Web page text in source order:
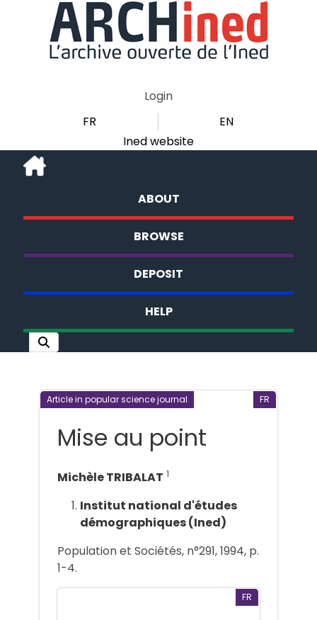
Login
FR
EN
Ined website
ABOUT
BROWSE
DEPOSIT
HELP
Article in popular science journal FR
Mise au point
Michèle TRIBALAT 1
Institut national d'études
démographiques (Ined)
Population et Sociétés, n°291, 1994, p.
1-4.
FR